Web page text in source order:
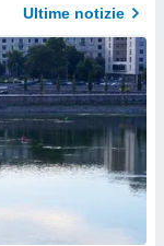
Ultime notizie